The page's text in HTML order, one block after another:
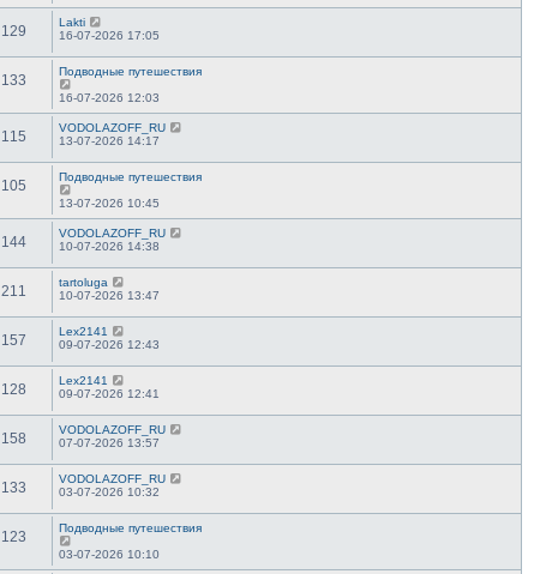
129
Lakti
16-07-2026 17:05
133
Подводные путешествия
16-07-2026 12:03
115
VODOLAZOFF_RU
13-07-2026 14:17
105
Подводные путешествия
13-07-2026 10:45
144
VODOLAZOFF_RU
10-07-2026 14:38
211
tartoluga
10-07-2026 13:47
157
Lex2141
09-07-2026 12:43
128
Lex2141
09-07-2026 12:41
158
VODOLAZOFF_RU
07-07-2026 13:57
133
VODOLAZOFF_RU
03-07-2026 10:32
123
Подводные путешествия
03-07-2026 10:10